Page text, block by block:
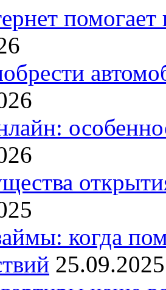
помогает
когда
25.09.2025